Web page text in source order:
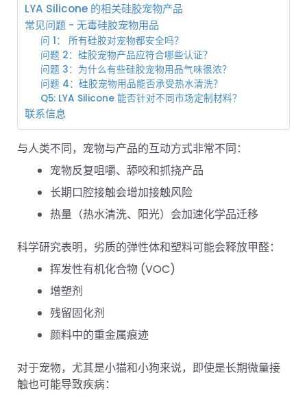
LYA Silicone 的相关硅胶宠物产品
常见问题 - 无毒硅胶宠物用品
问 1： 所有硅胶对宠物都安全吗？
问题 2：硅胶宠物产品应符合哪些认证？
问题 3：为什么有些硅胶宠物用品气味很浓？
问题 4：硅胶宠物用品能否承受热水清洗？
Q5: LYA Silicone 能否针对不同市场定制材料？
联系信息
与人类不同，宠物与产品的互动方式非常不同：
宠物反复咀嚼、舔咬和抓挠产品
长期口腔接触会增加接触风险
热量（热水清洗、阳光）会加速化学品迁移
科学研究表明，劣质的弹性体和塑料可能会释放甲醛：
挥发性有机化合物 (VOC)
增塑剂
残留固化剂
颜料中的重金属痕迹
对于宠物，尤其是小猫和小狗来说，即使是长期微量接
触也可能导致疾病：